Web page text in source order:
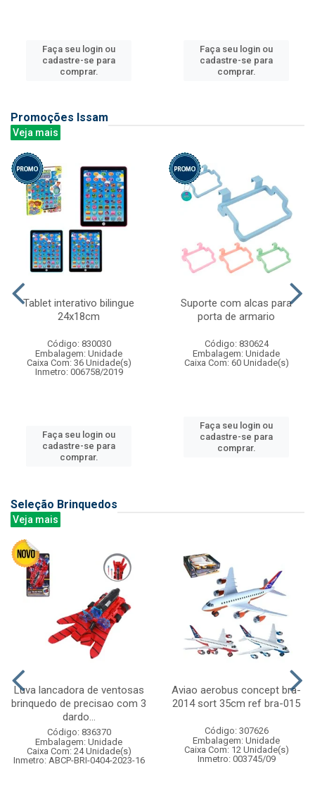
Faça seu login ou
cadastre-se para
comprar.
Faça seu login ou
cadastre-se para
comprar.
Promoções Issam
Veja mais
Tablet interativo bilingue
24x18cm
Código: 830030
Embalagem: Unidade
Caixa Com: 36 Unidade(s)
Inmetro: 006758/2019
Faça seu login ou
cadastre-se para
comprar.
Suporte com alcas para
porta de armario
Código: 830624
Embalagem: Unidade
Caixa Com: 60 Unidade(s)
Faça seu login ou
cadastre-se para
comprar.
Seleção Brinquedos
Veja mais
Luva lancadora de ventosas
brinquedo de precisao com 3
dardo...
Código: 836370
Embalagem: Unidade
Caixa Com: 24 Unidade(s)
Inmetro: ABCP-BRI-0404-2023-16
Aviao aerobus concept bra-
2014 sort 35cm ref bra-015
Código: 307626
Embalagem: Unidade
Caixa Com: 12 Unidade(s)
Inmetro: 003745/09